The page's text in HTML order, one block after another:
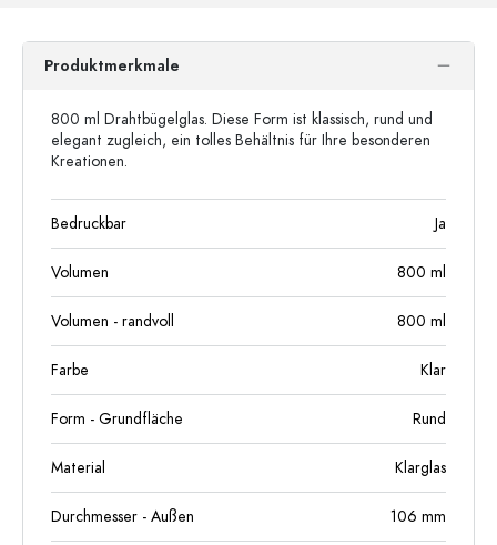
Produktmerkmale
800 ml Drahtbügelglas. Diese Form ist klassisch, rund und
elegant zugleich, ein tolles Behältnis für Ihre besonderen
Kreationen.
Bedruckbar Ja
Volumen 800 ml
Volumen - randvoll 800 ml
Farbe Klar
Form - Grundfläche Rund
Material Klarglas
Durchmesser - Außen 106 mm